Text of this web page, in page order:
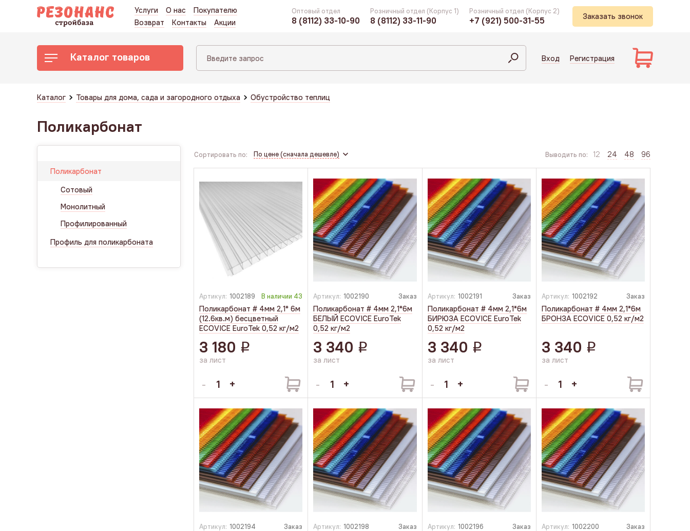
Услуги О нас
Покупателю
Возврат
Контакты Акции
Оптовый отдел
8 (8112) 33-10-90
Розничный отдел (Корпус 1)
8 (8112) 33-11-90
Розничный отдел (Корпус 2)
+7 (921) 500-31-55 Заказать звонок
Каталог товаров Вход Регистрация
Каталог Товары для дома, сада и загородного отдыха Обустройство теплиц
Поликарбонат
Поликарбонат
Сотовый
Монолитный
Профилированный
Профиль для поликарбоната
Сортировать по: По цене (сначала дешевле) Выводить по: 12 24 48 96
Артикул: 1002189 В наличии 43
Поликарбонат # 4мм 2,1* 6м
(12.6кв.м) бесцветный
ECOVICE EuroTek 0,52 кг/м2
3 180 q
за лист
Артикул: 1002190 Заказ
Поликарбонат # 4мм 2,1*6м
БЕЛЫЙ ECOVICE EuroTek
0,52 кг/м2
3 340 q
за лист
Артикул: 1002191 Заказ
Поликарбонат # 4мм 2,1*6м
БИРЮЗА ECOVICE EuroTek
0,52 кг/м2
3 340 q
за лист
Артикул: 1002192 Заказ
Поликарбонат # 4мм 2,1*6м
БРОНЗА ECOVICE 0,52 кг/м2
3 340 q
за лист
Артикул: 1002194 Заказ Артикул: 1002198 Заказ Артикул: 1002196 Заказ Артикул: 1002200 Заказ